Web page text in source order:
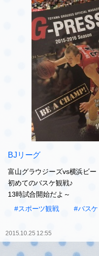
2015.10.25 13:20